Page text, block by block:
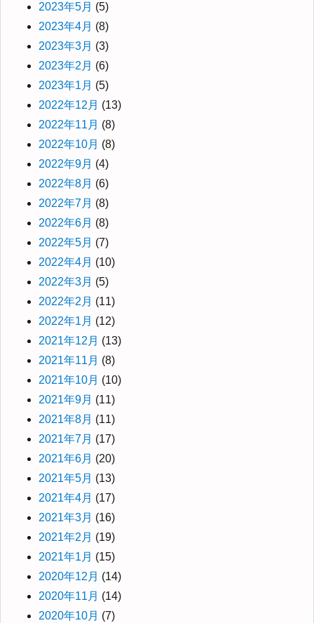
2023年5月 (5)
2023年4月 (8)
2023年3月 (3)
2023年2月 (6)
2023年1月 (5)
2022年12月 (13)
2022年11月 (8)
2022年10月 (8)
2022年9月 (4)
2022年8月 (6)
2022年7月 (8)
2022年6月 (8)
2022年5月 (7)
2022年4月 (10)
2022年3月 (5)
2022年2月 (11)
2022年1月 (12)
2021年12月 (13)
2021年11月 (8)
2021年10月 (10)
2021年9月 (11)
2021年8月 (11)
2021年7月 (17)
2021年6月 (20)
2021年5月 (13)
2021年4月 (17)
2021年3月 (16)
2021年2月 (19)
2021年1月 (15)
2020年12月 (14)
2020年11月 (14)
2020年10月 (7)